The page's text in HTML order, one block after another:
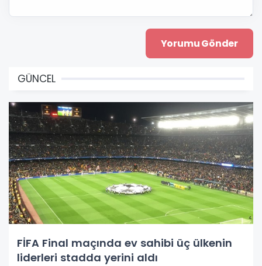
GÜNCEL
FİFA Final maçında ev sahibi üç ülkenin
liderleri stadda yerini aldı